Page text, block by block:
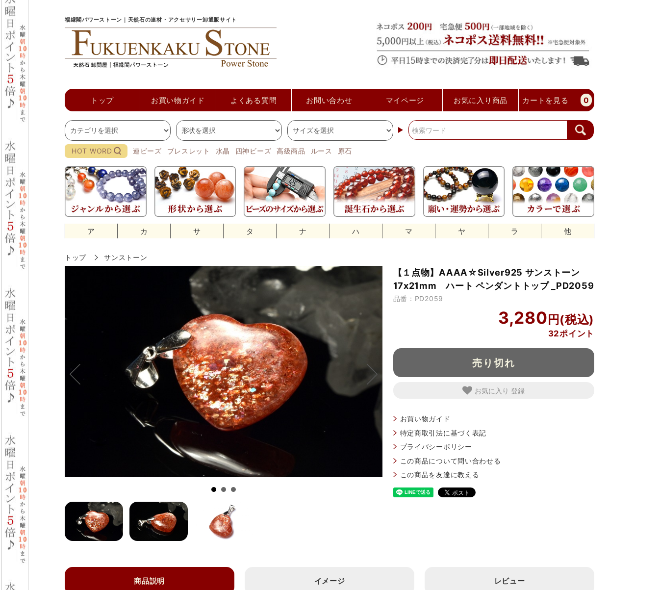
福縁閣パワーストーン｜天然石の連材・アクセサリー卸通販サイト
トップ お買い物ガイド よくある質問 お問い合わせ マイページ お気に入り商品 カートを見る 0
HOT WORD 連ビーズ ブレスレット 水晶 四神ビーズ 高級商品 ルース 原石
ア カ サ タ ナ ハ マ ヤ ラ 他
トップ サンストーン
【１点物】AAAA☆Silver925 サンストーン
17x21mm ハート ペンダントトップ _PD2059
品番：PD2059
3,280
32ポイント
売り切れ
お気に入り
お買い物ガイド
特定商取引法に基づく表記
プライバシーポリシー
この商品について問い合わせる
この商品を友達に教える
商品説明 イメージ レビュー